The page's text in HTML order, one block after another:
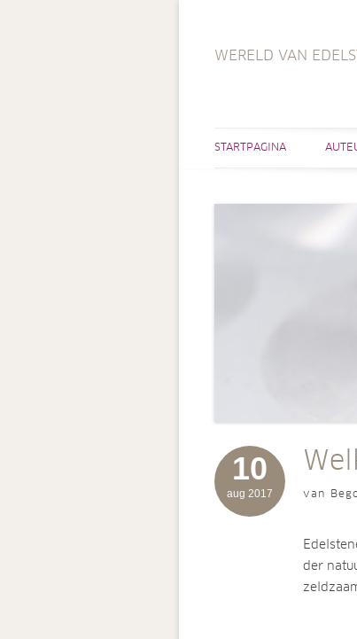
WERELD VAN
STARTPAGINA
10
aug 2017 van
der